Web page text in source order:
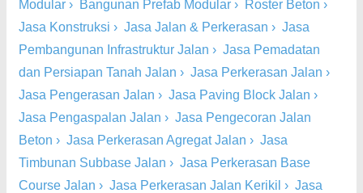
Modular › Bangunan Prefab Modular › Roster Beton ›
Jasa Konstruksi › Jasa Jalan & Perkerasan › Jasa
Pembangunan Infrastruktur Jalan › Jasa Pemadatan
dan Persiapan Tanah Jalan › Jasa Perkerasan Jalan ›
Jasa Pengerasan Jalan › Jasa Paving Block Jalan ›
Jasa Pengaspalan Jalan › Jasa Pengecoran Jalan
Beton › Jasa Perkerasan Agregat Jalan › Jasa
Timbunan Subbase Jalan › Jasa Perkerasan Base
Course Jalan › Jasa Perkerasan Jalan Kerikil › Jasa